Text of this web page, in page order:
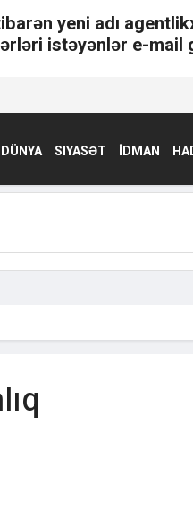
yeni adı
istəyənlər e-mail
DÜNYA SIYASƏT İDMAN